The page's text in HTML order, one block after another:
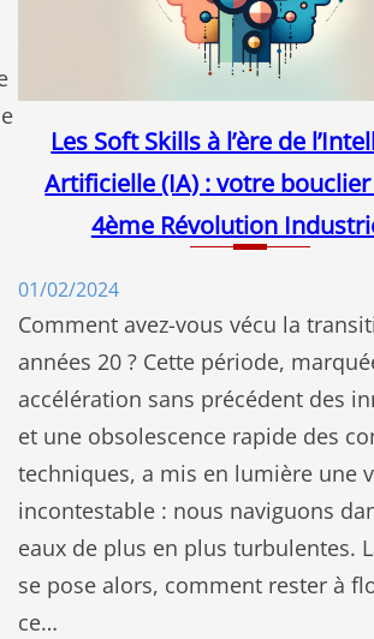
Les Soft Skills à l’ère de
Artificielle (IA) : votre
4ème Révolution
01/02/2024
Comment avez-vous vécu la
années 20 ? Cette période,
accélération sans précédent des
et une obsolescence rapide des
techniques, a mis en lumière une
incontestable : nous naviguons
eaux de plus en plus turbulentes.
se pose alors, comment rester à
ce…